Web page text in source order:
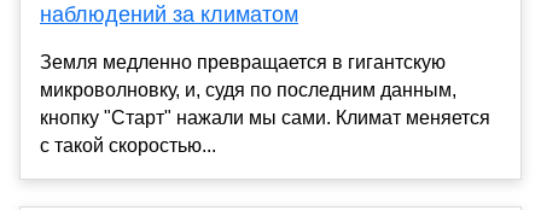
наблюдений за климатом
Земля медленно превращается в гигантскую
микроволновку, и, судя по последним данным,
кнопку "Старт" нажали мы сами. Климат меняется
с такой скоростью...